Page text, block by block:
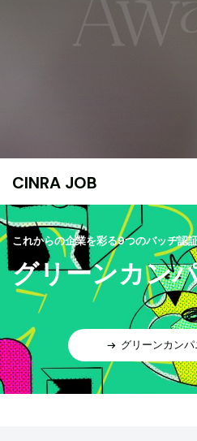
CINRA JOB
これからの企業を彩る9つのバッヂ認
グリーンカン
グリーンカン